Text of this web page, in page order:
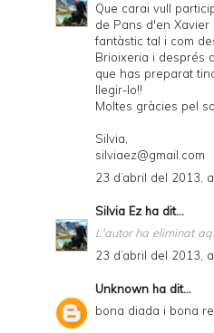
Que carai vull
de Pans d'en
fantàstic tal i com
Brioixeria i després
que has preparat
llegir-lo!!
Moltes gràcies pel
Silvia,
silviaez@gmail.com
23 d’abril del 2013,
Silvia Ez ha dit...
L'autor ha eliminat
23 d’abril del 2013,
Unknown ha dit...
bona diada i bona